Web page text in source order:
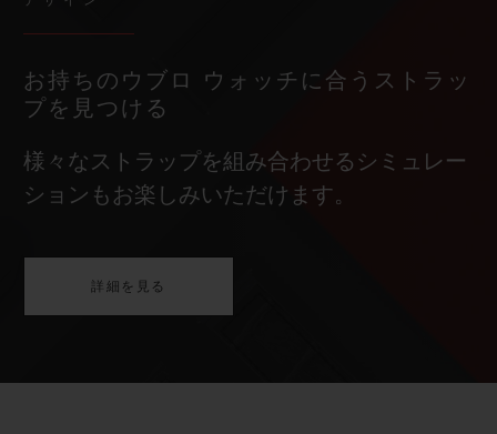
お持ちのウブロ ウォッチに合うストラッ
プを見つける
様々なストラップを組み合わせるシミュレー
ションもお楽しみいただけます。
詳細を見る